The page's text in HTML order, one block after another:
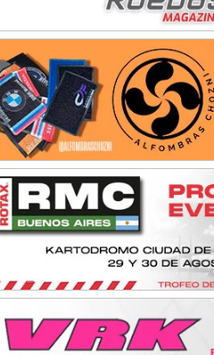
KDO - F6
Ciudad de Trenque Lauquen (Asfalto)
Trenque Lauquen (Buenos Aires)
ENTRERRIANO - F6 (POSTERGADA)
Parque de la Velocidad (Asfalto)
Villaguay (Entre Ríos)
VICTORIENSE - F7
El Cerro (Tierra)
Victoria (Entre Ríos)
PATAGONICO - F6
Moto Club Reginense (Tierra)
Gral. E. Godoy (Río Negro)
Juventud Unida (Tierra)
Humboldt (Santa Fe)